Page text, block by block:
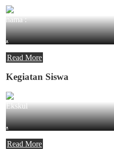
nama :
.
Read More
Kegiatan Siswa
Ekskul
.
Read More